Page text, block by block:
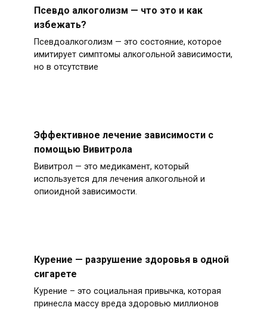
Псевдо алкоголизм — что это и как
избежать?
Псевдоалкоголизм — это состояние, которое
имитирует симптомы алкогольной зависимости,
но в отсутствие
Эффективное лечение зависимости с
помощью Вивитрола
Вивитрол — это медикамент, который
используется для лечения алкогольной и
опиоидной зависимости.
Курение — разрушение здоровья в одной
сигарете
Курение – это социальная привычка, которая
принесла массу вреда здоровью миллионов